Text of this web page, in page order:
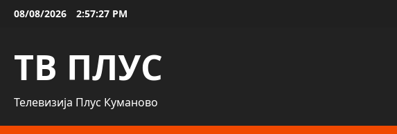
Skip08/08/2026 2:57:29 PM
ТВ ПЛУС
Телевизија Плус Куманово